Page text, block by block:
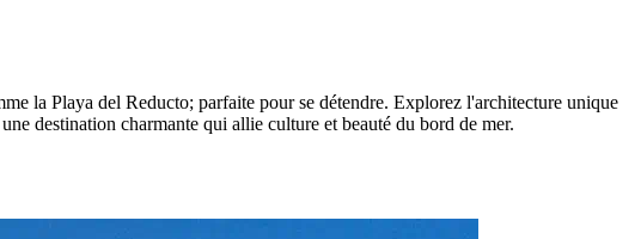
la Playa del Reducto; parfaite pour se détendre. Explorez l'architecture unique
destination charmante qui allie culture et beauté du bord de mer.